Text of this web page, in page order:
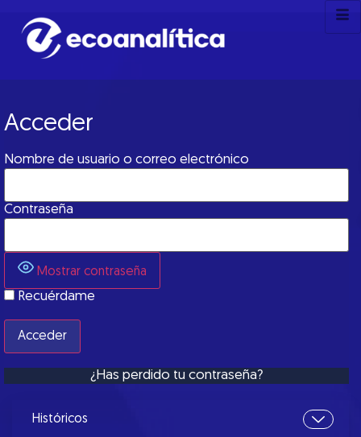
Acceder
Nombre de usuario o correo electrónico
Contraseña
Mostrar contraseña
Recuérdame
¿Has perdido tu contraseña?
Históricos